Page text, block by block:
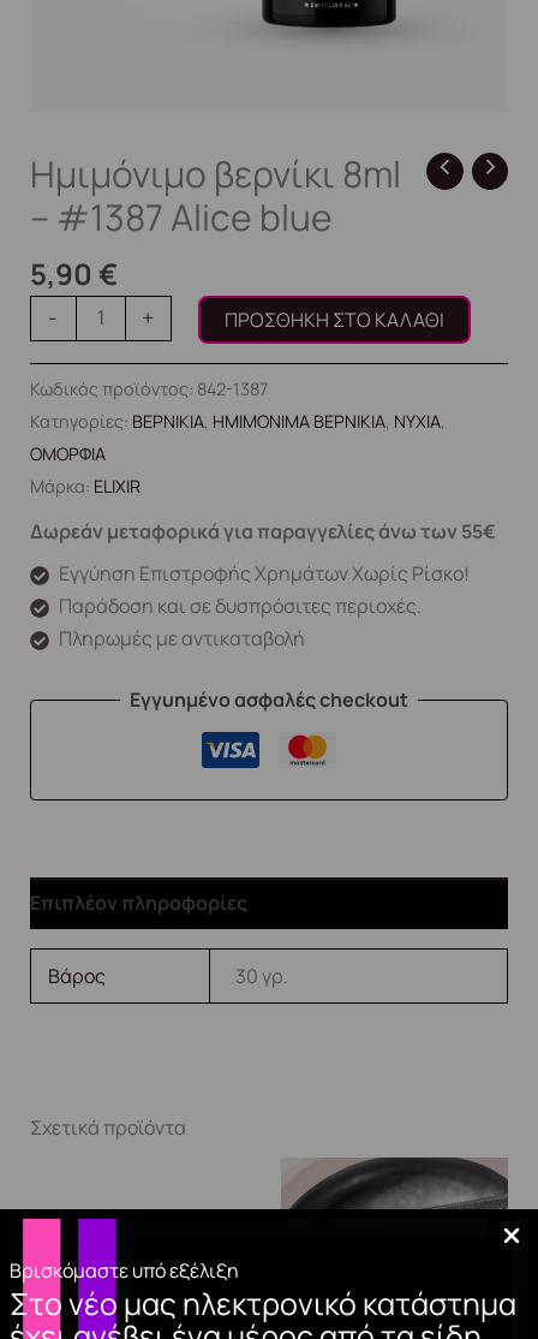
Βρισκόμαστε υπό εξέλιξη
Στο νέο μας ηλεκτρονικό κατάστημα
Ημιμόνιμο βερνίκι 8ml
– #1387 Alice blue
5,90 €
- + ΠΡΟΣΘΉΚΗ ΣΤΟ ΚΑΛΆΘΙ
Κωδικός προϊόντος: 842-1387
Κατηγορίες: ΒΕΡΝΙΚΙΑ, ΗΜΙΜΟΝΙΜΑ ΒΕΡΝΙΚΙΑ, ΝΥΧΙΑ,
ΟΜΟΡΦΙΑ
Μάρκα: ELIXIR
Δωρεάν μεταφορικά για παραγγελίες άνω των 55€
Εγγύηση Επιστροφής Χρημάτων Χωρίς Ρίσκο!
Παράδοση και σε δυσπρόσιτες περιοχές.
Πληρωμές με αντικαταβολή
Εγγυημένο ασφαλές checkout
Επιπλέον πληροφορίες
Βάρος 30 γρ.
Σχετικά προϊόντα